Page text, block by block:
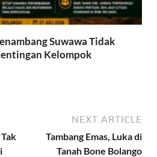
Suwawa Tidak
Kelompok
NEXT ARTICLE
Tambang Emas, Luka di
Tanah Bone Bolango